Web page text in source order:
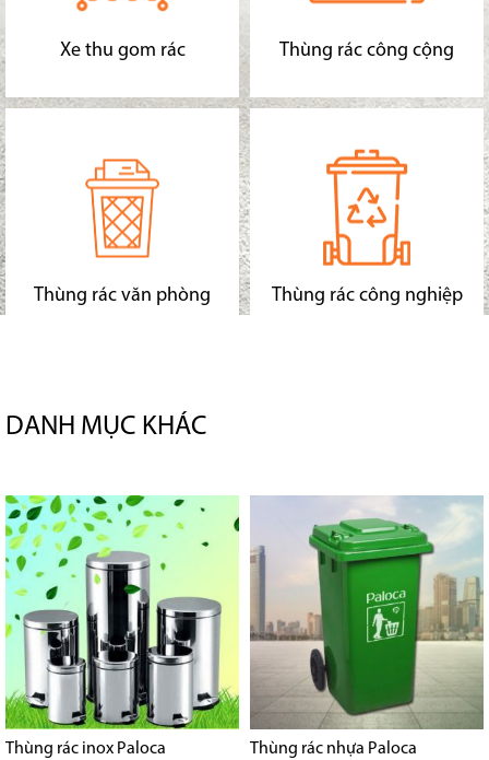
Xe thu gom rác Thùng rác công cộng
Thùng rác văn phòng Thùng rác công nghiệp
DANH MỤC KHÁC
Thùng rác inox Paloca Thùng rác nhựa Paloca